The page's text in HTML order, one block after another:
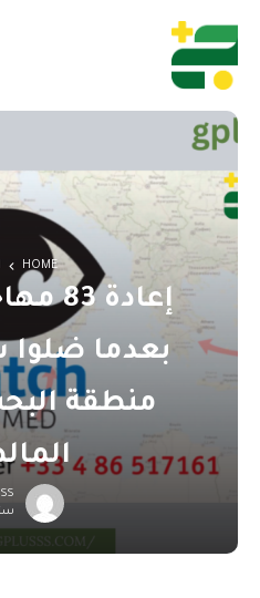
HOME
إعادة
بعدما
منطقة